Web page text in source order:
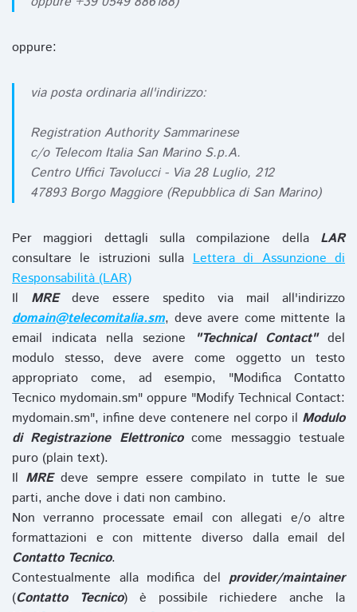
oppure:
via posta ordinaria all'indirizzo:
Registration Authority Sammarinese
c/o Telecom Italia San Marino S.p.A.
Centro Uffici Tavolucci - Via 28 Luglio, 212
47893 Borgo Maggiore (Repubblica di San Marino)
Per maggiori dettagli sulla compilazione della LAR
consultare le istruzioni sullaLettera di Assunzione di
Responsabilità (LAR)
Il MREdeve essere spedito via mail all'indirizzo
domain@telecomitalia.sm, deve avere come mittente la
email indicata nella sezione
"Technical Contact"del
modulo stesso, deve avere come oggetto un testo
appropriato come, ad esempio, "Modifica Contatto
Tecnico mydomain.sm" oppure "Modify Technical Contact:
mydomain.sm", infine deve contenere nel corpo il Modulo
di Registrazione Elettronicocome messaggio testuale
puro (plain text).
Il MREdeve sempre essere compilato in tutte le sue
parti, anche dove i dati non cambino.
Non verranno processate email con allegati e/o altre
formattazioni e con mittente diverso dalla email del
Contatto Tecnico.
Contestualmente alla modifica del provider/maintainer
(Contatto Tecnico) è possibile richiedere anche la